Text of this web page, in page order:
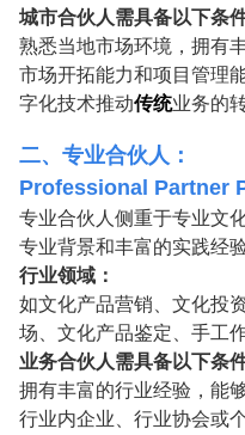
城市合伙人需具备以下条
熟悉当地市场环境，拥有
市场开拓能力和项目管理
字化技术推动传统业务的
二、专业合伙人：
Professional Partner
专业合伙人侧重于专业文
专业背景和丰富的实践经验
行业领域：
如文化产品营销、文化投
场、文化产品鉴定、手工
业务合伙人需具备以下条
拥有丰富的行业经验，能
行业内企业、行业协会或